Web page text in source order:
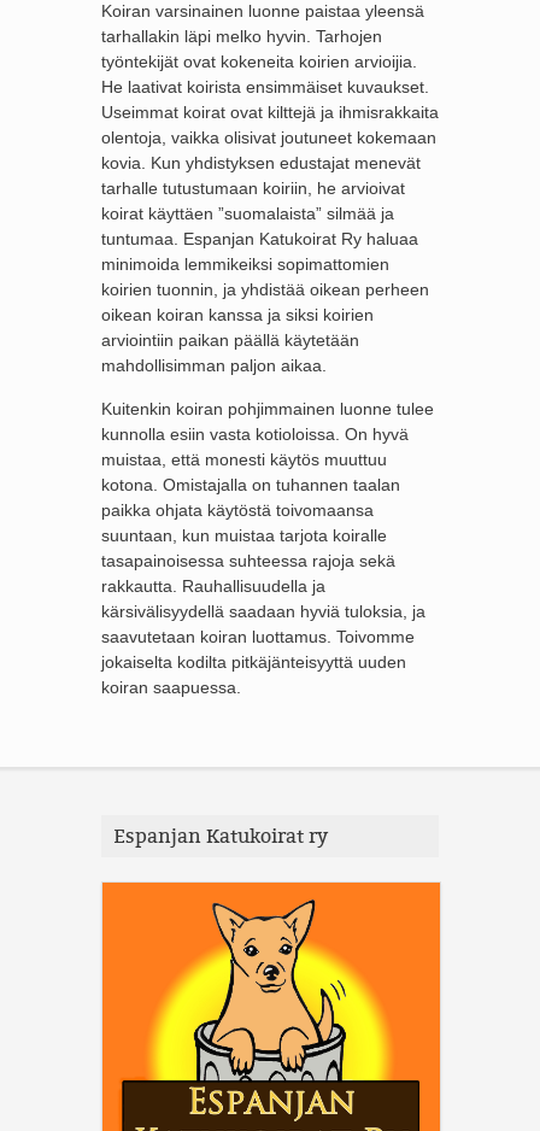
Koiran varsinainen luonne paistaa yleensä
tarhallakin läpi melko hyvin. Tarhojen
työntekijät ovat kokeneita koirien arvioijia.
He laativat koirista ensimmäiset kuvaukset.
Useimmat koirat ovat kilttejä ja ihmisrakkaita
olentoja, vaikka olisivat joutuneet kokemaan
kovia. Kun yhdistyksen edustajat menevät
tarhalle tutustumaan koiriin, he arvioivat
koirat käyttäen ”suomalaista” silmää ja
tuntumaa. Espanjan Katukoirat Ry haluaa
minimoida lemmikeiksi sopimattomien
koirien tuonnin, ja yhdistää oikean perheen
oikean koiran kanssa ja siksi koirien
arviointiin paikan päällä käytetään
mahdollisimman paljon aikaa.
Kuitenkin koiran pohjimmainen luonne tulee
kunnolla esiin vasta kotioloissa. On hyvä
muistaa, että monesti käytös muuttuu
kotona. Omistajalla on tuhannen taalan
paikka ohjata käytöstä toivomaansa
suuntaan, kun muistaa tarjota koiralle
tasapainoisessa suhteessa rajoja sekä
rakkautta. Rauhallisuudella ja
kärsivälisyydellä saadaan hyviä tuloksia, ja
saavutetaan koiran luottamus. Toivomme
jokaiselta kodilta pitkäjänteisyyttä uuden
koiran saapuessa.
Espanjan Katukoirat ry